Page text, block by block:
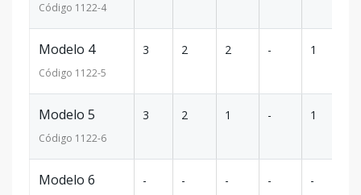
Código 1122-4
Modelo 4
Código 1122-5
3 2 2 - 1
Modelo 5
Código 1122-6
3 2 1 - 1
Modelo 6 - - - - -